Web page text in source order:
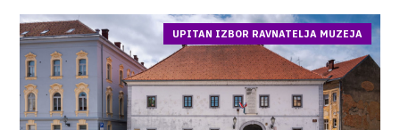
UPITAN IZBOR RAVNATELJA MUZEJA